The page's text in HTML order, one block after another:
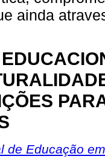
ainda
de Educação